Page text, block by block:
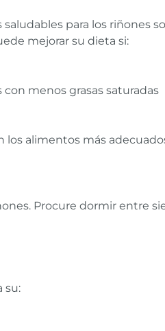
para los riñones
mejorar su dieta si:
menos grasas saturadas
alimentos más
Procure dormir entre
su: